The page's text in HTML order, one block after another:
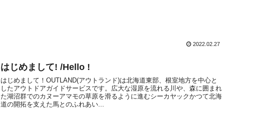
2022.02.27
はじめまして! /Hello !
はじめまして！OUTLAND(アウトランド)は北海道東部、根室地方を中心と
したアウトドアガイドサービスです。広大な湿原を流れる川や、森に囲まれ
た湖沼群でのカヌーアマモの草原を滑るように進むシーカヤックかつて北海
道の開拓を支えた馬とのふれあい...